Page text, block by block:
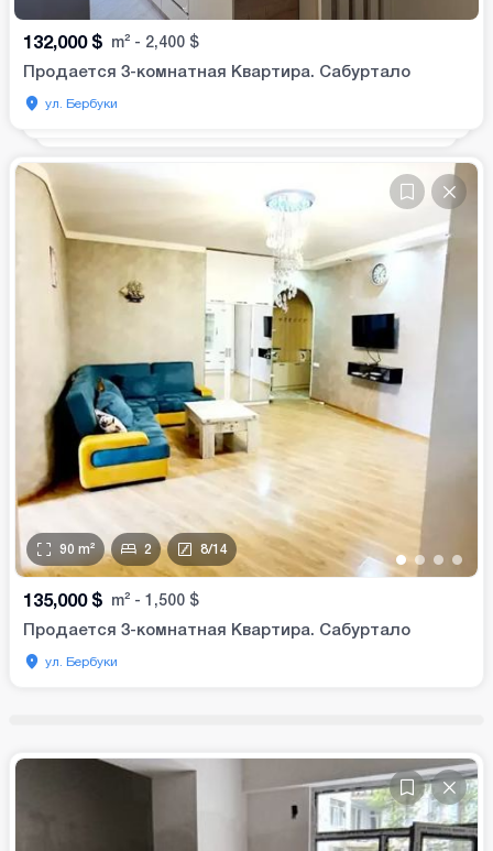
132,000 $ m² - 2,400 $
Продается 3-комнатная Квартира. Сабуртало
ул. Бербуки
• • • •
90 m² 2 8/14
135,000 $ m² - 1,500 $
Продается 3-комнатная Квартира. Сабуртало
ул. Бербуки